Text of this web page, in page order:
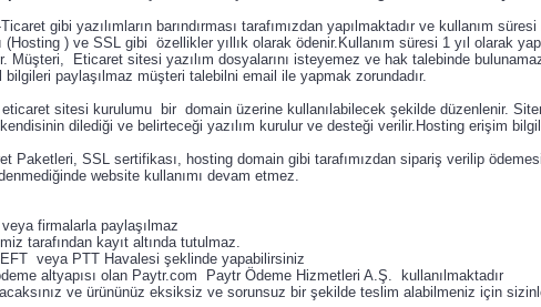
gibi yazılımların barındırması tarafımızdan yapılmaktadır ve kullanım
(Hosting ) ve SSL gibi özellikler yıllık olarak ödenir.Kullanım süresi 1 yıl olarak
Müşteri, Eticaret sitesi yazılım dosyalarını isteyemez ve hak talebinde
paylaşılmaz müşteri talebilni email ile yapmak zorundadır.
sitesi kurulumu bir domain üzerine kullanılabilecek şekilde düzenlenir.
dilediği ve belirteceği yazılım kurulur ve desteği verilir.Hosting erişim
SSL sertifikası, hosting domain gibi tarafımızdan sipariş verilip
website kullanımı devam etmez.
firmalarla paylaşılmaz
tarafından kayıt altında tutulmaz.
veya PTT Havalesi şeklinde yapabilirsiniz
altyapısı olan Paytr.com Paytr Ödeme Hizmetleri A.Ş. kullanılmaktadır
ve ürününüz eksiksiz ve sorunsuz bir şekilde teslim alabilmeniz için